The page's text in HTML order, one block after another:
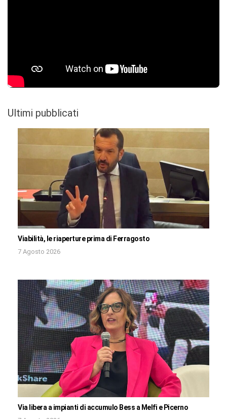
Ultimi pubblicati
Viabilità, le riaperture prima di Ferragosto
7 Agosto 2026
Via libera a impianti di accumulo Bess a Melfi e Picerno